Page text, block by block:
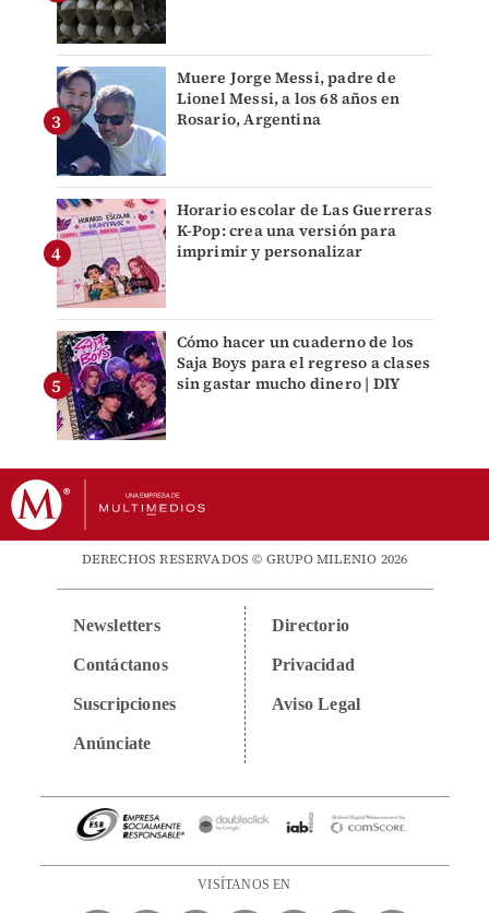
Muere Jorge Messi, padre de
Lionel Messi, a los 68 años en
Rosario, Argentina
Horario escolar de Las Guerreras
K-Pop: crea una versión para
imprimir y personalizar
Cómo hacer un cuaderno de los
Saja Boys para el regreso a clases
sin gastar mucho dinero | DIY
DERECHOS RESERVADOS © GRUPO MILENIO 2026
Newsletters
Contáctanos
Suscripciones
Anúnciate
Directorio
Privacidad
Aviso Legal
VISÍTANOS EN